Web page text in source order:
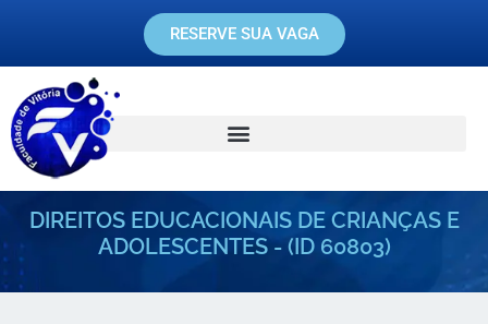
RESERVE SUA VAGA
DIREITOS EDUCACIONAIS DE CRIANÇAS E
ADOLESCENTES - (ID 60803)